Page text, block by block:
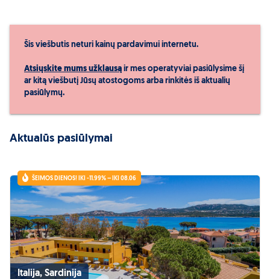
Šis viešbutis neturi kainų pardavimui internetu.
Atsiųskite mums užklausą ir mes operatyviai pasiūlysime šį
ar kitą viešbutį Jūsų atostogoms arba rinkitės iš aktualių
pasiūlymų.
Aktualūs pasiūlymai
ŠEIMOS DIENOS! IKI -11.99% – IKI 08.06
Italija, Sardinija